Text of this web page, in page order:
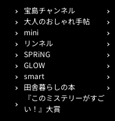
宝島チャンネル
大人のおしゃれ手帖
mini
リンネル
SPRiNG
GLOW
smart
田舎暮らしの本
『このミステリーがすご
い！』大賞